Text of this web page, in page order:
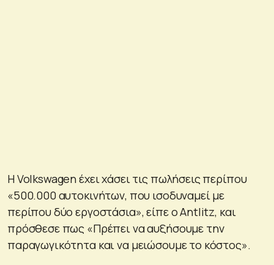
Η Volkswagen έχει χάσει τις πωλήσεις περίπου
«500.000 αυτοκινήτων, που ισοδυναμεί με
περίπου δύο εργοστάσια», είπε ο Antlitz, και
πρόσθεσε πως «Πρέπει να αυξήσουμε την
παραγωγικότητα και να μειώσουμε το κόστος».